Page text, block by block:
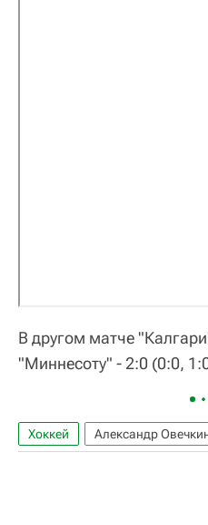
В другом матче
"Миннесоту" - 2:0 (0:0,
Хоккей Александр